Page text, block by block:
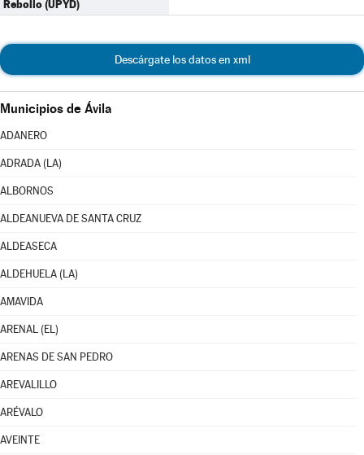
Rebollo (UPYD)
Descárgate los datos en xml
Municipios de Ávila
ADANERO
ADRADA (LA)
ALBORNOS
ALDEANUEVA DE SANTA CRUZ
ALDEASECA
ALDEHUELA (LA)
AMAVIDA
ARENAL (EL)
ARENAS DE SAN PEDRO
AREVALILLO
ARÉVALO
AVEINTE